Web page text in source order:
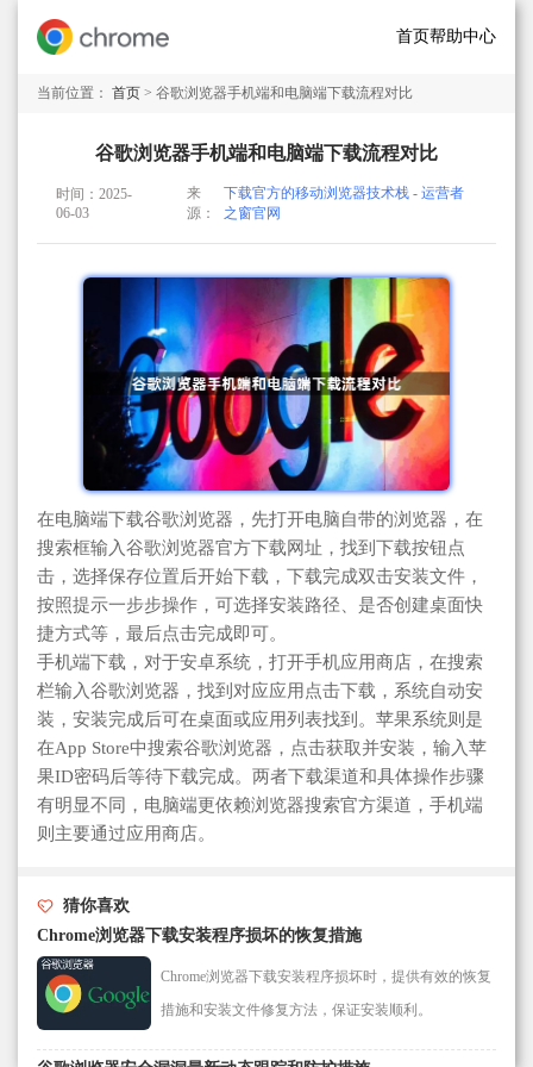
首页帮助中心
当前位置： 首页 > 谷歌浏览器手机端和电脑端下载流程对比
谷歌浏览器手机端和电脑端下载流程对比
时间：2025-
06-03
来
源：
下载官方的移动浏览器技术栈 - 运营者
之窗官网
在电脑端下载谷歌浏览器，先打开电脑自带的浏览器，在
搜索框输入谷歌浏览器官方下载网址，找到下载按钮点
击，选择保存位置后开始下载，下载完成双击安装文件，
按照提示一步步操作，可选择安装路径、是否创建桌面快
捷方式等，最后点击完成即可。
手机端下载，对于安卓系统，打开手机应用商店，在搜索
栏输入谷歌浏览器，找到对应应用点击下载，系统自动安
装，安装完成后可在桌面或应用列表找到。苹果系统则是
在App Store中搜索谷歌浏览器，点击获取并安装，输入苹
果ID密码后等待下载完成。两者下载渠道和具体操作步骤
有明显不同，电脑端更依赖浏览器搜索官方渠道，手机端
则主要通过应用商店。
猜你喜欢
Chrome浏览器下载安装程序损坏的恢复措施
Chrome浏览器下载安装程序损坏时，提供有效的恢复
措施和安装文件修复方法，保证安装顺利。